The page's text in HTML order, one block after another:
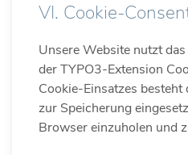
VI. Cookie-
Unsere Website nutzt
der TYPO3-Extension
Cookie-Einsatzes
zur Speicherung
Browser einzuholen und